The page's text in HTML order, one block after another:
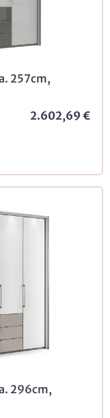
257cm,
2.602,69 €
296cm,